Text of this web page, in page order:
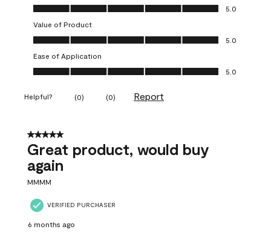
Quality of Product, 5.0 out of 5
5.0
Value of Product
Value of Product, 5.0 out of 5
5.0
Ease of Application
Ease of Application, 5.0 out of 5
5.0
Helpful? (0) (0) Report
5 out of 5 stars.
Great product, would buy
again
MMMM
VERIFIED PURCHASER
6 months ago